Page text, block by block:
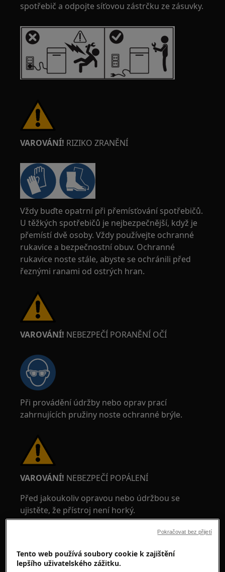
spotřebič a odpojte síťovou zástrčku ze zásuvky.
VAROVÁNÍ! RIZIKO ZRANĚNÍ
Vždy buďte opatrní při přemísťování spotřebičů.
U těžkých spotřebičů je nejbezpečnější, když je
přemístí dvě osoby. Vždy používejte ochranné
rukavice a bezpečnostní obuv. Ochranné
rukavice noste stále, abyste se ochránili před
řeznými ranami od ostrých hran.
VAROVÁNÍ! NEBEZPEČÍ PORANĚNÍ OČÍ
Při provádění údržby nebo oprav prací
zahrnujících pružiny noste ochranné brýle.
VAROVÁNÍ! NEBEZPEČÍ POPÁLENÍ
Před jakoukoliv opravou nebo údržbou se
ujistěte, že přístroj není horký.
Tento web používá soubory cookie k zajištění
lepšího uživatelského zážitku.
Pokračovat bez přijetí